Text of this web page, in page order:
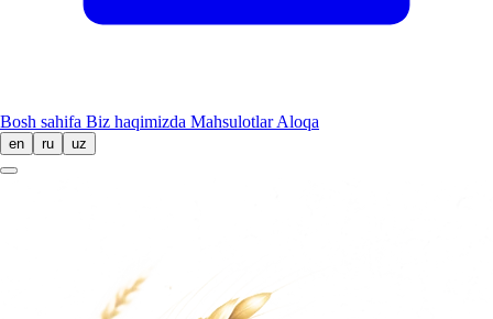
Bosh sahifa Biz haqimizda MahsulotlarAloqa
en ru uz